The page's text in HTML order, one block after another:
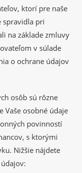
ktorí pre naše
spravidla pri
na základe zmluvy
v súlade
o ochrane údajov
osôb sú rôzne
osobné údaje
povinností
s ktorými
Nižšie nájdete